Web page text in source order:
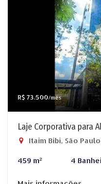
R$ 73.500/mês
Laje Corporativa para
Itaim Bibi, São
459 m² 4